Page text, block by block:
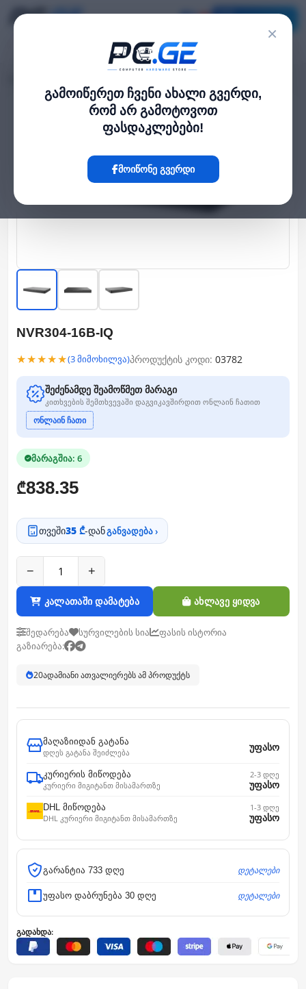
×
გამოიწერეთ ჩვენი ახალი გვერდი,
რომ არ გამოტოვოთ
ფასდაკლებები!
მოიწონე გვერდი
NVR304-16B-IQ
★★★★★(3 მიმოხილვა)პროდუქტის კოდი: 03782
შეძენამდე შეამოწმეთ მარაგი
კითხვების შემთხვევაში დაგვიკავშირდით ონლაინ ჩათით
ონლაინ ჩათი
მარაგშია: 6
₾838.35
თვეში35 ₾-დანგანვადება ›
− +
კალათაში დამატება ახლავე ყიდვა
შედარება სურვილების სია
ფასის ისტორია
გაზიარება:
20ადამიანი ათვალიერებს ამ პროდუქტს
მაღაზიიდან გატანა
დღეს გატანა შეიძლება
უფასო
კურიერის მიწოდება
კურიერი მიგიტანთ მისამართზე
2-3 დღე
უფასო
DHL მიწოდება
DHL კურიერი მიგიტანთ მისამართზე
1-3 დღე
უფასო
გარანტია 733 დღე დეტალები
უფასო დაბრუნება 30 დღე დეტალები
გადახდა: